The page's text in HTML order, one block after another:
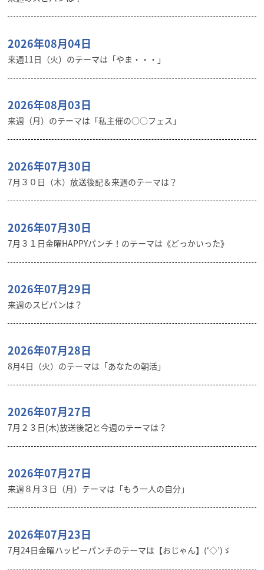
2026年08月04日
来週11日（火）のテーマは「やま・・・」
2026年08月03日
来週（月）のテーマは「私主催の○○フェス」
2026年07月30日
7月３０日（木）放送後記＆来週のテーマは？
2026年07月30日
7月３１日金曜HAPPYパンチ！のテーマは《どっかいった》
2026年07月29日
来週のスピパンは？
2026年07月28日
8月4日（火）のテーマは「あなたの朝活」
2026年07月27日
7月２３日(木)放送後記と今週のテーマは？
2026年07月27日
来週８月３日（月）テーマは「もう一人の自分」
2026年07月23日
7月24日金曜ハッピーパンチのテーマは【おじゃん】(‘◇’)ゞ